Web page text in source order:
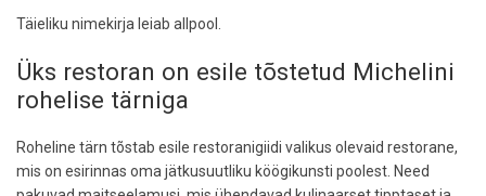
Täieliku nimekirja leiab allpool.
Üks restoran on esile tõstetud Michelini
rohelise tärniga
Roheline tärn tõstab esile restoranigiidi valikus olevaid restorane,
mis on esirinnas oma jätkusuutliku köögikunsti poolest. Need